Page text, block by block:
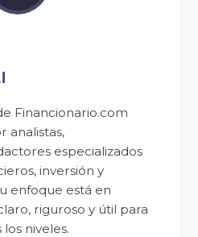
Financionario.com
analistas,
especializados
inversión y
enfoque está en
riguroso y útil para
niveles.